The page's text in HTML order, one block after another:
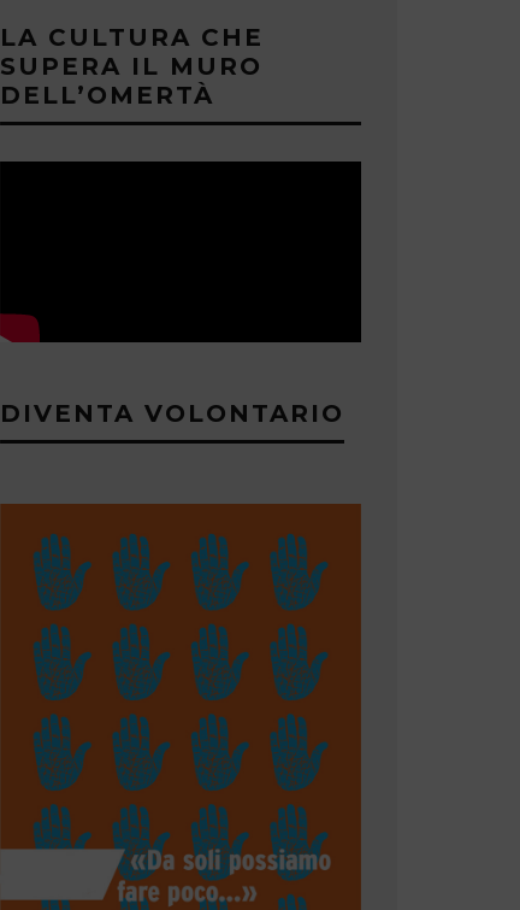
LA CULTURA CHE
SUPERA IL MURO
DELL’OMERTÀ
DIVENTA VOLONTARIO